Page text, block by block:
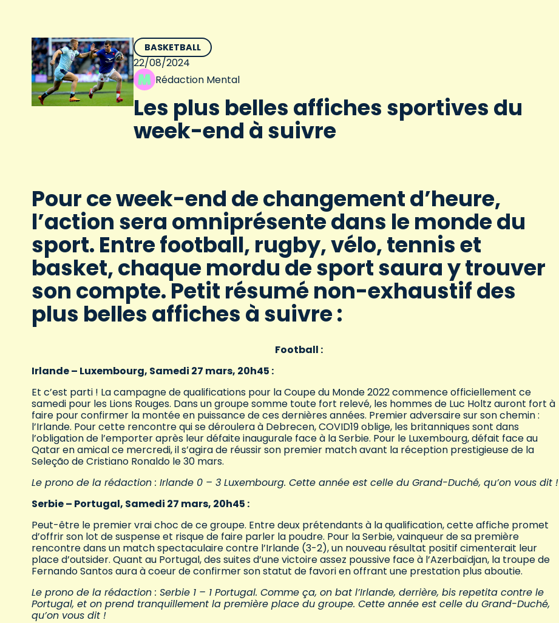
BASKETBALL
22/08/2024
Rédaction Mental
Les plus belles affiches sportives du
week-end à suivre
Pour ce week-end de changement d’heure,
l’action sera omniprésente dans le monde du
sport. Entre football, rugby, vélo, tennis et
basket, chaque mordu de sport saura y trouver
son compte. Petit résumé non-exhaustif des
plus belles affiches à suivre :
Football :
Irlande – Luxembourg, Samedi 27 mars, 20h45 :
Et c’est parti ! La campagne de qualifications pour la Coupe du Monde 2022 commence officiellement ce
samedi pour les Lions Rouges. Dans un groupe somme toute fort relevé, les hommes de Luc Holtz auront fort à
faire pour confirmer la montée en puissance de ces dernières années. Premier adversaire sur son chemin :
l’Irlande. Pour cette rencontre qui se déroulera à Debrecen, COVID19 oblige, les britanniques sont dans
l’obligation de l’emporter après leur défaite inaugurale face à la Serbie. Pour le Luxembourg, défait face au
Qatar en amical ce mercredi, il s’agira de réussir son premier match avant la réception prestigieuse de la
Seleção de Cristiano Ronaldo le 30 mars.
Le prono de la rédaction : Irlande 0 – 3 Luxembourg. Cette année est celle du Grand-Duché, qu’on vous dit !
Serbie – Portugal, Samedi 27 mars, 20h45 :
Peut-être le premier vrai choc de ce groupe. Entre deux prétendants à la qualification, cette affiche promet
d’offrir son lot de suspense et risque de faire parler la poudre. Pour la Serbie, vainqueur de sa première
rencontre dans un match spectaculaire contre l’Irlande (3-2), un nouveau résultat positif cimenterait leur
place d’outsider. Quant au Portugal, des suites d’une victoire assez poussive face à l’Azerbaïdjan, la troupe de
Fernando Santos aura à coeur de confirmer son statut de favori en offrant une prestation plus aboutie.
Le prono de la rédaction : Serbie 1 – 1 Portugal. Comme ça, on bat l’Irlande, derrière, bis repetita contre le
Portugal, et on prend tranquillement la première place du groupe. Cette année est celle du Grand-Duché,
qu’on vous dit !